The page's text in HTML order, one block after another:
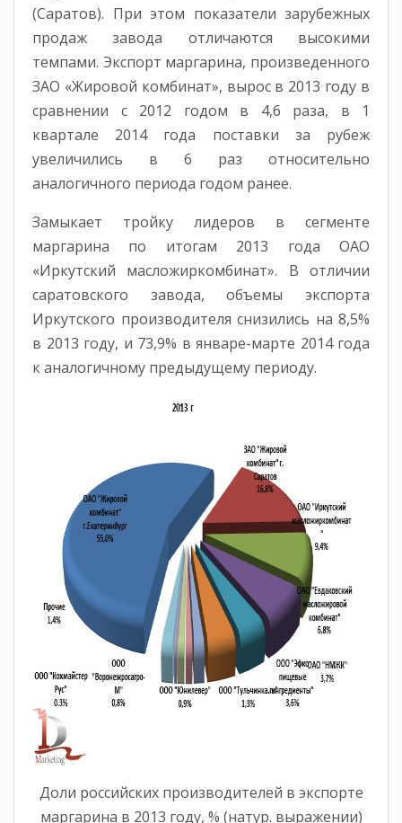
(Саратов). При этом показатели зарубежных
продаж завода отличаются высокими
темпами. Экспорт маргарина, произведенного
ЗАО «Жировой комбинат», вырос в 2013 году в
сравнении с 2012 годом в 4,6 раза, в 1
квартале 2014 года поставки за рубеж
увеличились в 6 раз относительно
аналогичного периода годом ранее.
Замыкает тройку лидеров в сегменте
маргарина по итогам 2013 года ОАО
«Иркутский масложиркомбинат». В отличии
саратовского завода, объемы экспорта
Иркутского производителя снизились на 8,5%
в 2013 году, и 73,9% в январе-марте 2014 года
к аналогичному предыдущему периоду.
Доли российских производителей в экспорте
маргарина в 2013 году, % (натур. выражении)